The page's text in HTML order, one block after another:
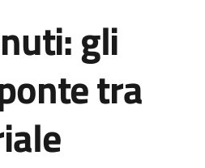
gli
tra